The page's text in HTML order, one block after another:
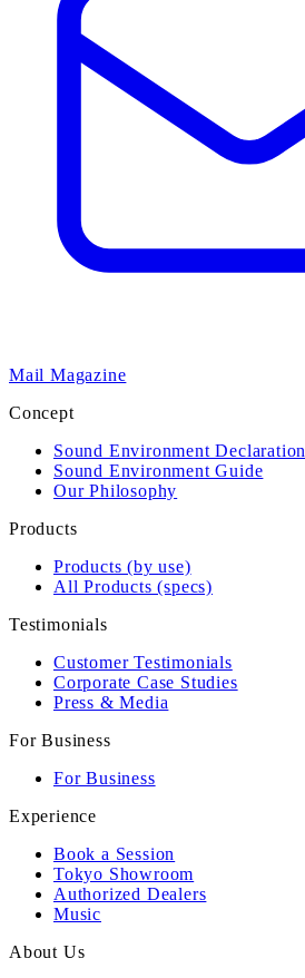
Mail Magazine
Concept
Sound Environment Declaration
Sound Environment Guide
Our Philosophy
Products
Products (by use)
All Products (specs)
Testimonials
Customer Testimonials
Corporate Case Studies
Press & Media
For Business
For Business
Experience
Book a Session
Tokyo Showroom
Authorized Dealers
Music
About Us